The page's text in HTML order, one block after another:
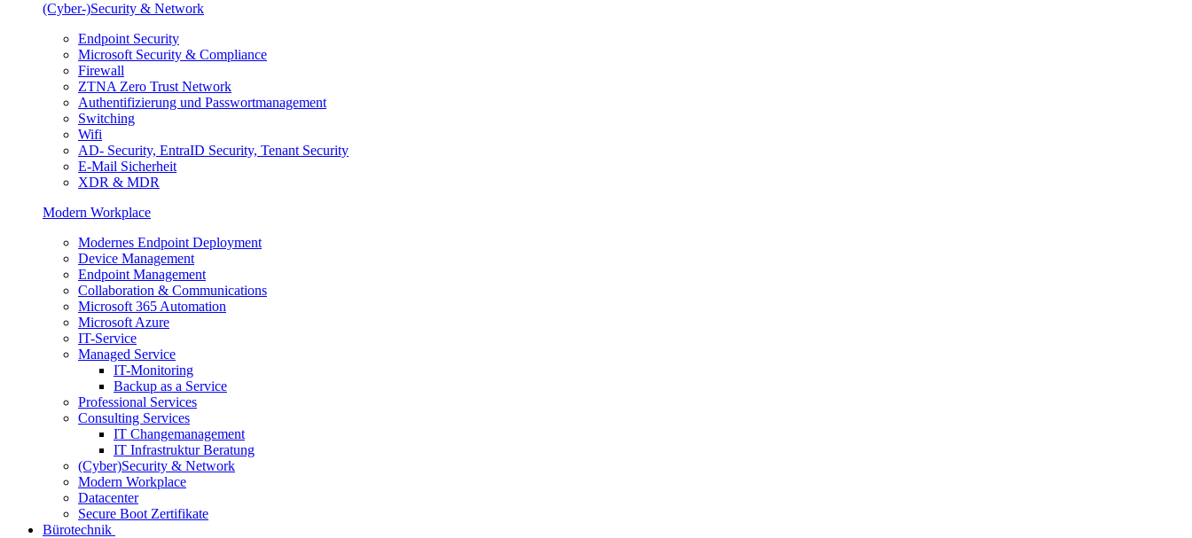
(Cyber-)Security & Network
Endpoint Security
Microsoft Security & Compliance
Firewall
ZTNA Zero Trust Network
Authentifizierung und Passwortmanagement
Switching
Wifi
AD- Security, EntraID Security, Tenant Security
E-Mail Sicherheit
XDR & MDR
Modern Workplace
Modernes Endpoint Deployment
Device Management
Endpoint Management
Collaboration & Communications
Microsoft 365 Automation
Microsoft Azure
IT-Service
Managed Service
IT-Monitoring
Backup as a Service
Professional Services
Consulting Services
IT Changemanagement
IT Infrastruktur Beratung
(Cyber)Security & Network
Modern Workplace
Datacenter
Secure Boot Zertifikate
Bürotechnik